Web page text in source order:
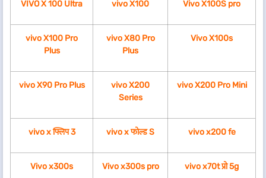
VIVO X 100 Ultra vivo X100 Vivo X100S pro
vivo X100 Pro
Plus
vivo X80 Pro
Plus
Vivo X100s
vivo X90 Pro Plus
vivo X200
Series
vivo X200 Pro Mini
vivo x फ्लिप 3 vivo x फोल्ड S vivo x200 fe
Vivo x300s Vivo x300s pro vivo x70t प्रो 5g